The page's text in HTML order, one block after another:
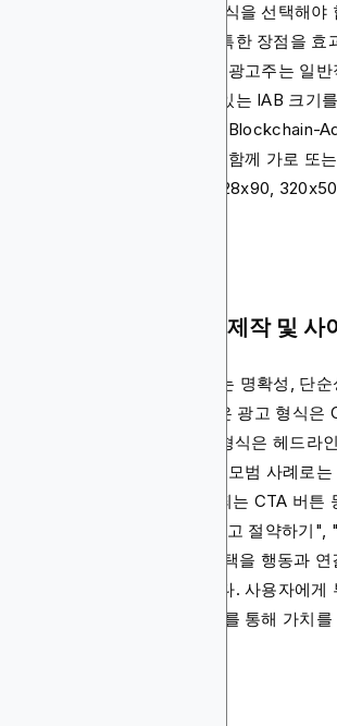
이제 광고가 표시될 광고 형식을 선택해야
형식은 브랜드나 제품의 독특한 장점을 효
수 있어야 합니다. 대부분의 광고주는 일
플랫폼에서 지원하는 인기 있는 IAB 크기
로 이런 이유로 광고 활동에 Blockchain-
니다. 이 플랫폼은 이미지와 함께 가로 또
표준 300x250, 320x100, 728x90,
4단계: 크리에이티브 제작 및 사
마케팅 미디어를 제작할 때는 명확성, 단
을 강조해야 합니다. 즉, 작은 광고 형식은
안)를 우선시해야 하며, 큰 형식은 헤드라
피를 포함해야 합니다. 기타 모범 사례로
트, 고해상도 이미지, 눈에 띄는 CTA 버튼
CTA의 기본 원칙은 "구독하고 절약하기",
"무료 사본 받기"와 같이 혜택을 행동과
택 중심으로 만드는 것입니다. 사용자에게
요. 간단하고 명확한 메시지를 통해 가치